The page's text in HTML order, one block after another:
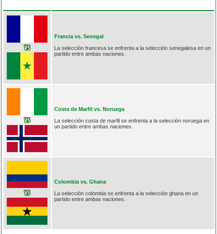
Francia vs. Senegal
La selección francesa se enfrenta a la selección senegalesa en un
partido entre ambas naciones.
Costa de Marfil vs. Noruega
La selección costa de marfil se enfrenta a la selección noruega en
un partido entre ambas naciones.
Colombia vs. Ghana
La selección colombia se enfrenta a la selección ghana en un
partido entre ambas naciones.